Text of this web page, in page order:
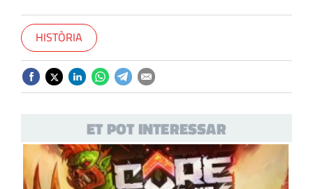
HISTÒRIA
ET POT INTERESSAR